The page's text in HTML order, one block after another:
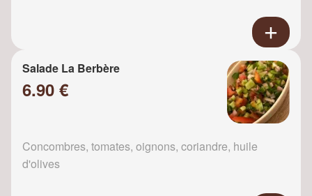
Salade La Berbère
6.90 €
Concombres, tomates, oignons, coriandre, huile
d'olives